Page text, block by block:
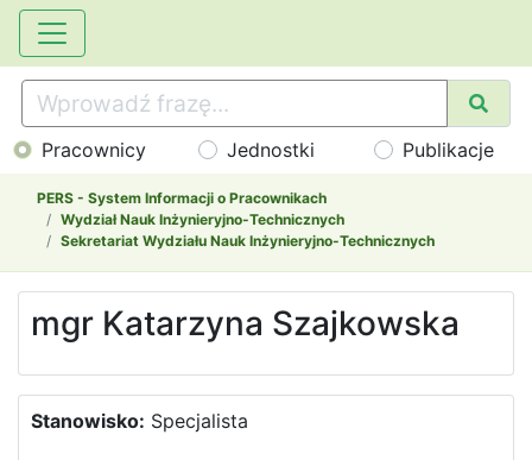
Pracownicy Jednostki Publikacje
PERS - System Informacji o Pracownikach
Wydział Nauk Inżynieryjno-Technicznych
Sekretariat Wydziału Nauk Inżynieryjno-Technicznych
mgr Katarzyna Szajkowska
Stanowisko: Specjalista